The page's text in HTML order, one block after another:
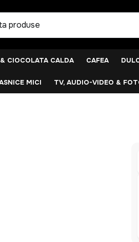
CIOCOLATA CALDA CAFEA
MICI TV, AUDIO-VIDEO &